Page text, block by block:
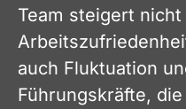
Team steigert
auch Fluktuation
Führungskräfte,